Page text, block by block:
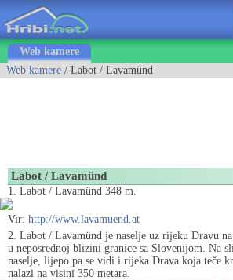
Web kamere
Web kamere / Labot / Lavamünd
Labot / Lavamünd
1. Labot / Lavamünd 348 m.
Vir: http://www.lavamuend.at
2. Labot / Lavamünd je naselje uz rijeku Dravu
u neposrednoj blizini granice sa Slovenijom. Na
naselje, lijepo pa se vidi i rijeka Drava koja teče
nalazi na visini 350 metara.